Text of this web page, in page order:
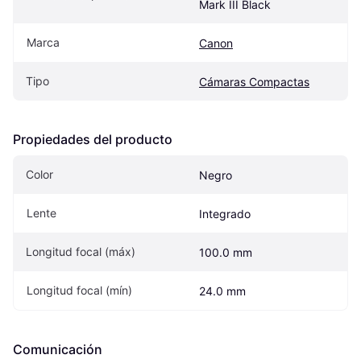
Mark III Black
Marca Canon
Tipo Cámaras Compactas
Propiedades del producto
Color Negro
Lente Integrado
Longitud focal (máx) 100.0 mm
Longitud focal (mín) 24.0 mm
Comunicación